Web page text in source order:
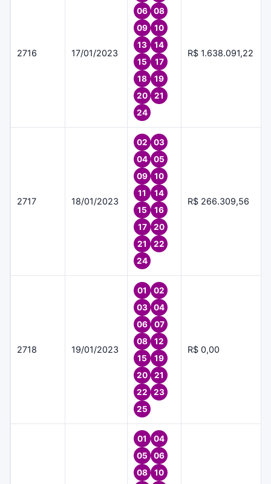
2716 17/01/2023
06
08
09
10
13
14
15
17
18
19
20
21
24
R$ 1.638.091,22
2717 18/01/2023
02
03
04
05
09
10
11
14
15
16
17
20
21
22
24
R$ 266.309,56
2718 19/01/2023
01
02
03
04
06
07
08
12
15
19
20
21
22
23
25
R$ 0,00
01
04
05
06
08
10